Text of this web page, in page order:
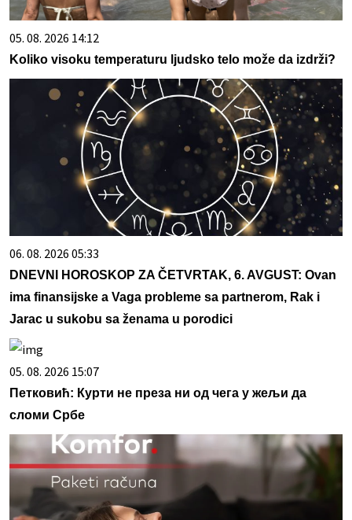
05. 08. 2026 14:12
Koliko visoku temperaturu ljudsko telo može da izdrži?
06. 08. 2026 05:33
DNEVNI HOROSKOP ZA ČETVRTAK, 6. AVGUST: Ovan
ima finansijske a Vaga probleme sa partnerom, Rak i
Jarac u sukobu sa ženama u porodici
05. 08. 2026 15:07
Петковић: Курти не преза ни од чега у жељи да
сломи Србе